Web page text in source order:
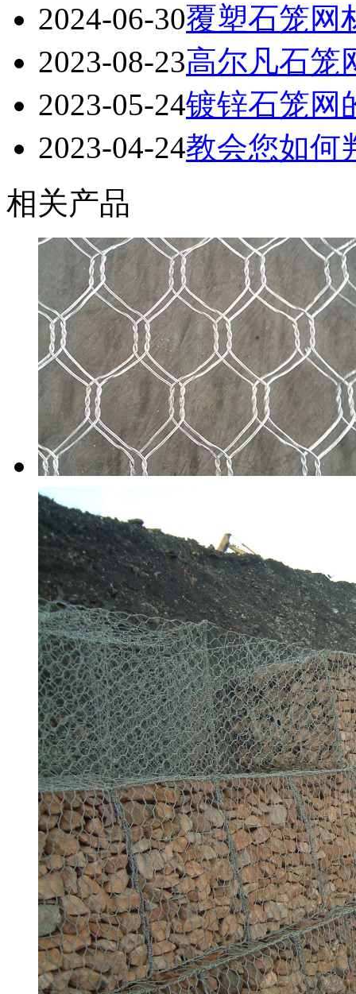
2024-06-30覆塑石笼网
2023-08-23高尔凡石笼
2023-05-24镀锌石笼网
2023-04-24教会您如何
相关产品